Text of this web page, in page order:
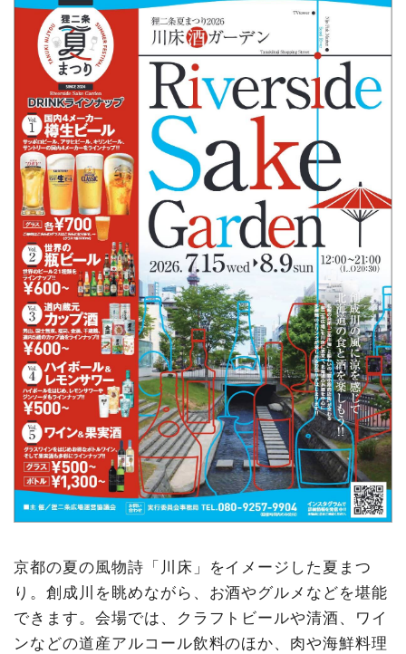
京都の夏の風物詩「川床」をイメージした夏まつ
り。創成川を眺めながら、お酒やグルメなどを堪能
できます。会場では、クラフトビールや清酒、ワイ
ンなどの道産アルコール飲料のほか、肉や海鮮料理